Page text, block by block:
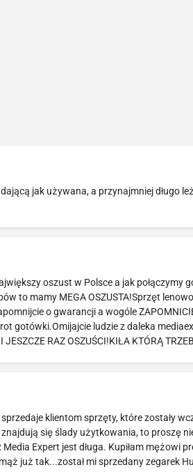
jak używana, a przynajmniej długo
oszust w Polsce a jak połączymy
to mamy MEGA OSZUSTA!Sprzęt
o gwarancji a wogóle
gotówki.Omijajcie ludzie z daleka
RAZ OSZUŚCI!KIŁA KTÓRĄ
klientom sprzęty, które zostały
się ślady użytkowania, to proszę
Expert jest długa. Kupiłam mężowi
już tak...został mi sprzedany zegarek